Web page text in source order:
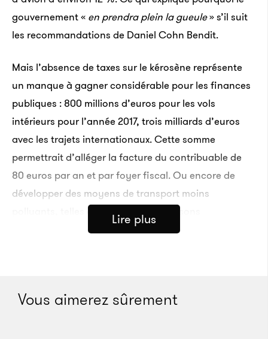
gouvernement « en prendra plein la gueule» s’il suit
les recommandations de Daniel Cohn Bendit.
Mais l’absence de taxes sur le kérosène représente
un manque à gagner considérable pour les finances
publiques : 800 millions d’euros pour les vols
intérieurs pour l’année 2017, trois milliards d’euros
avec les trajets internationaux. Cette somme
permettrait d’alléger la facture du contribuable de
80 euros par an et par foyer fiscal. Ou encore de
développer des moyens de transport moins
polluants, telles que de nouvelles liaisons
ferroviaires, selon Réseau Action Climat (RAC).
Lire plus
Vous aimerez sûrement